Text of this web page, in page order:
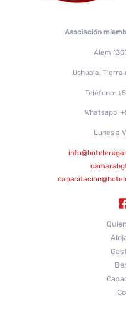
Asociación
Alem
Ushuaia, Tierra
Teléfono:
Whatsapp:
Lunes a